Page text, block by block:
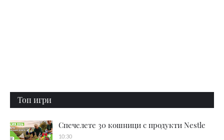
Топ игри
Спечелете 30 кошници с продукти Nestle
10:30